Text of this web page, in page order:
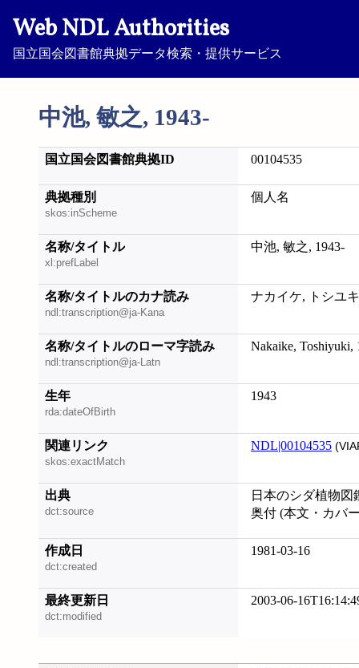
Web NDL Authorities
国立国会図書館典拠データ検索・提供サービス
中池, 敏之, 1943-
国立国会図書館典拠ID 00104535
典拠種別
skos:inScheme
個人名
名称/タイトル
xl:prefLabel
中池, 敏之, 1943-
名称/タイトルのカナ読み
ndl:transcription@ja-Kana
ナカイケ, トシユ
名称/タイトルのローマ字読み
ndl:transcription@ja-Latn
Nakaike, Toshiyuki,
生年
rda:dateOfBirth
1943
関連リンク
skos:exactMatch
NDL|00104535
出典
dct:source
日本のシダ植物図
奥付 (本文・カバ
作成日
dct:created
1981-03-16
最終更新日
dct:modified
2003-06-